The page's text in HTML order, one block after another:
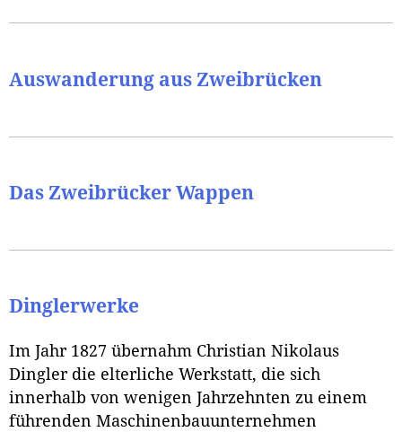
Auswanderung aus Zweibrücken
Das Zweibrücker Wappen
Dinglerwerke
Im Jahr 1827 übernahm Christian Nikolaus
Dingler die elterliche Werkstatt, die sich
innerhalb von wenigen Jahrzehnten zu einem
führenden Maschinenbauunternehmen